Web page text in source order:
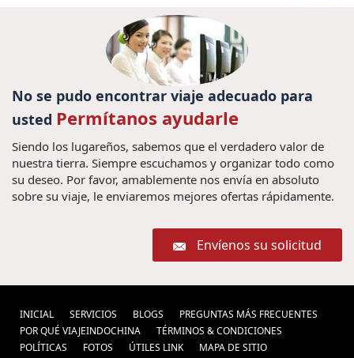
Danang, Vietnã (1) ,visitar vietname (1) ,
Vietnam (1) ,Portulgal Euro 2016 (1) ,
Visitar Vietnam con niños (2) , Viajar para Vietna (1) ,
vacaciones camboya y vietnam (2) ,
visitar hue (1) ,Excursões em Camboja (1)
,Festival de birmania (1) ,Vietnam Tours (1)
,Visitar Vietnam (32) ,Pacotes de
viagens Laos (1) ,cultura de vietnam (12) ,
Parque Nacional de Erawan (1) ,
Imagen de Bolívar (1) , Vacaciones
Luang Prabang (1) ,Cascadas
de Erawan (1) ,Excursões em Tailândia
(1) ,
viajar a myanmar (28) ,festa vietnã (1) ,Guia de Vietnam
(1) ,guia Vietnã (1) ,
guia de viajes
No se pudo encontrar viaje adecuado para
usted Permítanos ayudarle
Siendo los lugareños, sabemos que el verdadero valor de
nuestra tierra. Siempre escuchamos y organizar todo como
su deseo. Por favor, amablemente nos envía en absoluto
sobre su viaje, le enviaremos mejores ofertas rápidamente.
Envíenos su solicitud
INICIAL SERVICIOS BLOGS
PREGUNTAS MÁS FRECUENTES
POR QUÉ VIAJEINDOCHINA
TÉRMINOS & CONDICIONES
POLÍ­TICAS
FOTOS ÚTILES LINK MAPA DE SITIO